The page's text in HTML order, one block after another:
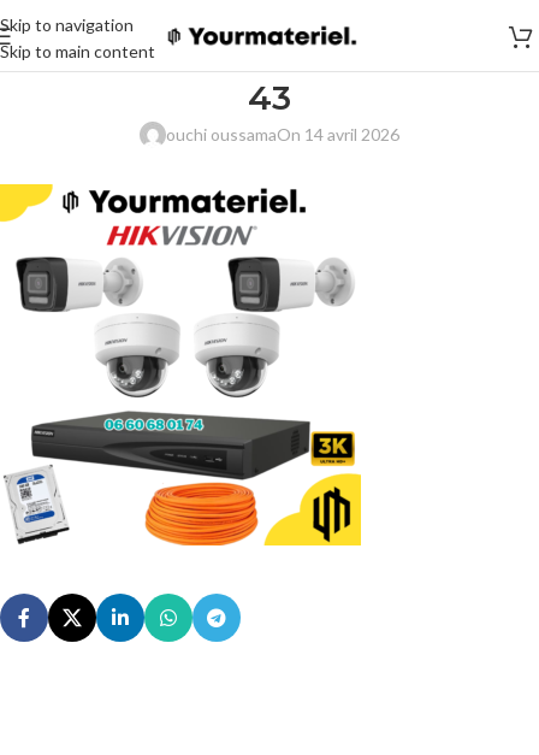
Skip to navigation
Skip to main content
43
ouchi oussamaOn 14 avril 2026